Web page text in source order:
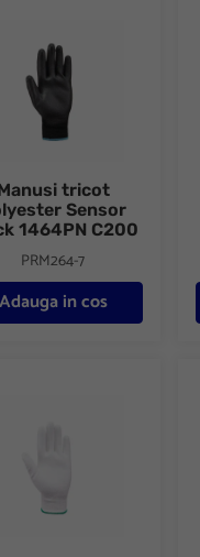
tricot
Sensor
1464PN C200
PRM264-7
Adauga in cos